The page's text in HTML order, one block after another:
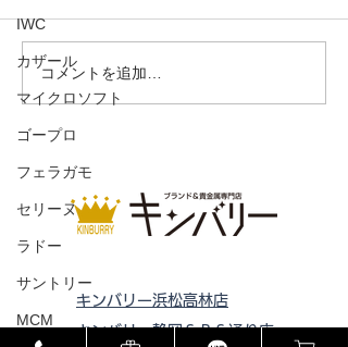
IWC
カザール
マイクロソフト
ゴープロ
フェラガモ
セリーヌ
ラドー
サントリー
MCM
コインケースカメリア
コメントを追加…
キンバリー浜松高林店
キンバリー静岡ＳＢＳ通り店